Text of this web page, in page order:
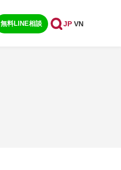
無料LINE相談 JP VN